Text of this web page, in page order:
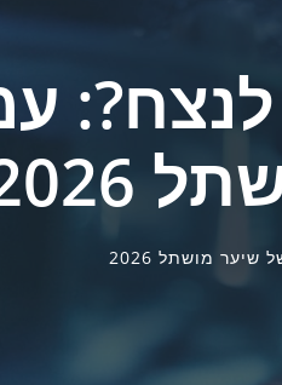
מושתל 2026